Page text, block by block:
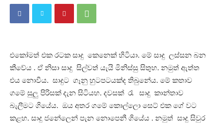
එකෝමත් එක රටක සාදු කෙනෙක් හිටියා. මේ සාදු ලස්සන බන
කීවේය . ඒ නිසා සාදු සිල්වත් යැයි මිනිස්සු සිතුහ. නමුත් ඇත්ත
එය නොවීය. සාදුට ගෑනු හුටපටයක්ද තිබුනේය. මේ කතාව
ගමේ සුලු පිරිසක් දැන සිටියහ. දවසක් රෑ සාදු කාන්තාව
බැලීමට ගියේය. ඔය අතර ගමේ කොල්ලො සෙට් එක ගේ වට
කළහ. සාදු ජනේලෙන් පැන නොපෙනී ගියේය . නමුත් සාදු සිවුර